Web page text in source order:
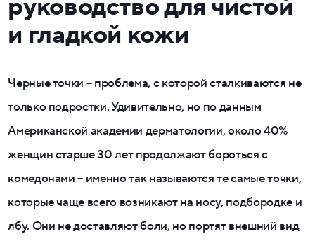
руководство для чистой
и гладкой кожи
Черные точки – проблема, с которой сталкиваются не
только подростки. Удивительно, но по данным
Американской академии дерматологии, около 40%
женщин старше 30 лет продолжают бороться с
комедонами – именно так называются те самые точки,
которые чаще всего возникают на носу, подбородке и
лбу. Они не доставляют боли, но портят внешний вид